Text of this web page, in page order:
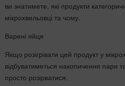
ви знатимете, які продукти
мікрохвильовці та чому.
Варені яйця
Якщо розігрівати цей продукт у
відбуватиметься накопичення пари
просто розірватися.